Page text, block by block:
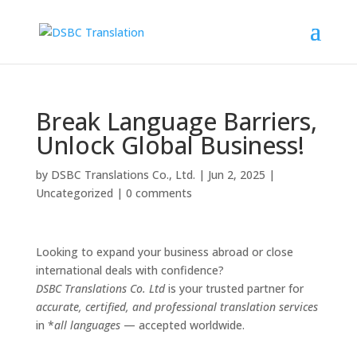
Break Language Barriers,
Unlock Global Business!
by DSBC Translations Co., Ltd. | Jun 2, 2025 |
Uncategorized | 0 comments
Looking to expand your business abroad or close
international deals with confidence?
DSBC Translations Co. Ltdis your trusted partner for
accurate, certified, and professional translation services
in *all languages— accepted worldwide.